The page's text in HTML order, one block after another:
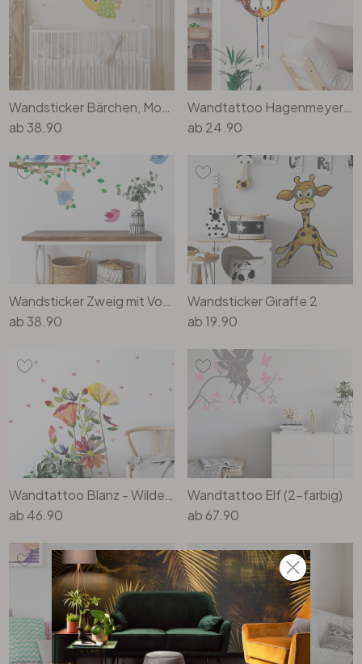
Wandsticker Bärchen, Mond und Sterne
ab38.90
Wandtattoo Hagenmeyer - Casimir
ab 24.90
Wandsticker Zweig mit Vogelfamilie
ab38.90
Wandsticker Giraffe 2
ab19.90
Wandtattoo Blanz - Wilde Sommerwiese
ab 46.90
Wandtattoo Elf (2-farbig)
ab 67.90